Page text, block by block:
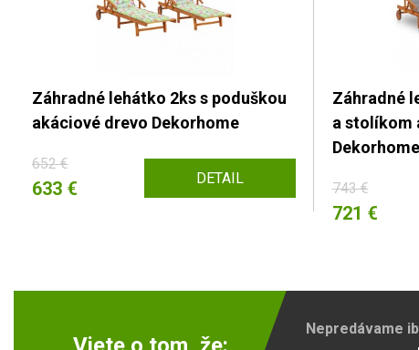
Záhradné lehátko 2ks s poduškou
akáciové drevo Dekorhome
652 €
633 € DETAIL
Záhradné
a stolíkom
Dekorhome
743 €
721 €
Nepredávame